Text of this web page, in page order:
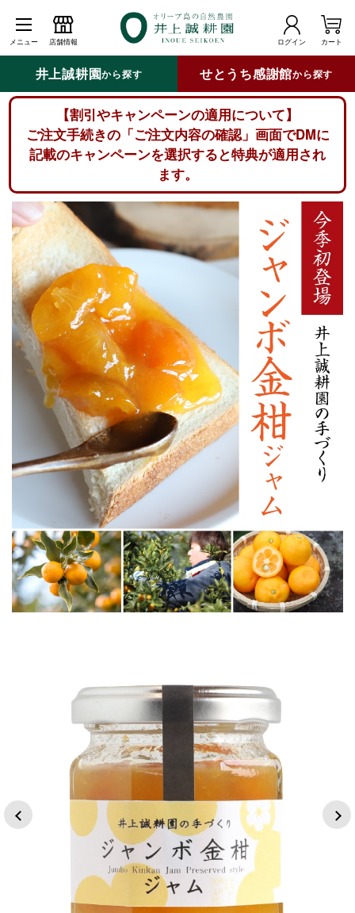
メニュー 店舗情報 ログイン カート
井上誠耕園から探す せとうち感謝館から探す
【割引やキャンペーンの適用について】
ご注文手続きの「ご注文内容の確認」画面でDMに
記載のキャンペーンを選択すると特典が適用され
ます。